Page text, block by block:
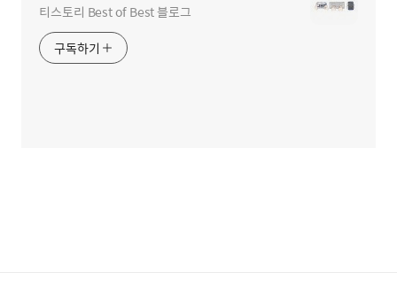
티스토리 Best of Best 블로그
구독하기